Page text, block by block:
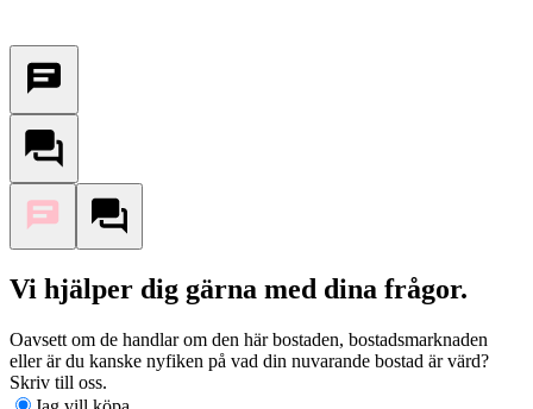
Vi hjälper dig gärna med dina frågor.
Oavsett om de handlar om den här bostaden, bostadsmarknaden
eller är du kanske nyfiken på vad din nuvarande bostad är värd?
Skriv till oss.